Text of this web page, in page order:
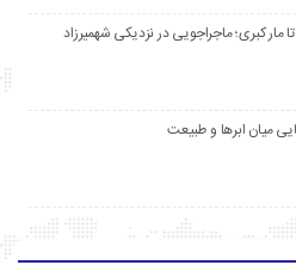
مار کبری؛ ماجراجویی در نزدیکی شهمیرزاد
میان ابرها و طبیعت